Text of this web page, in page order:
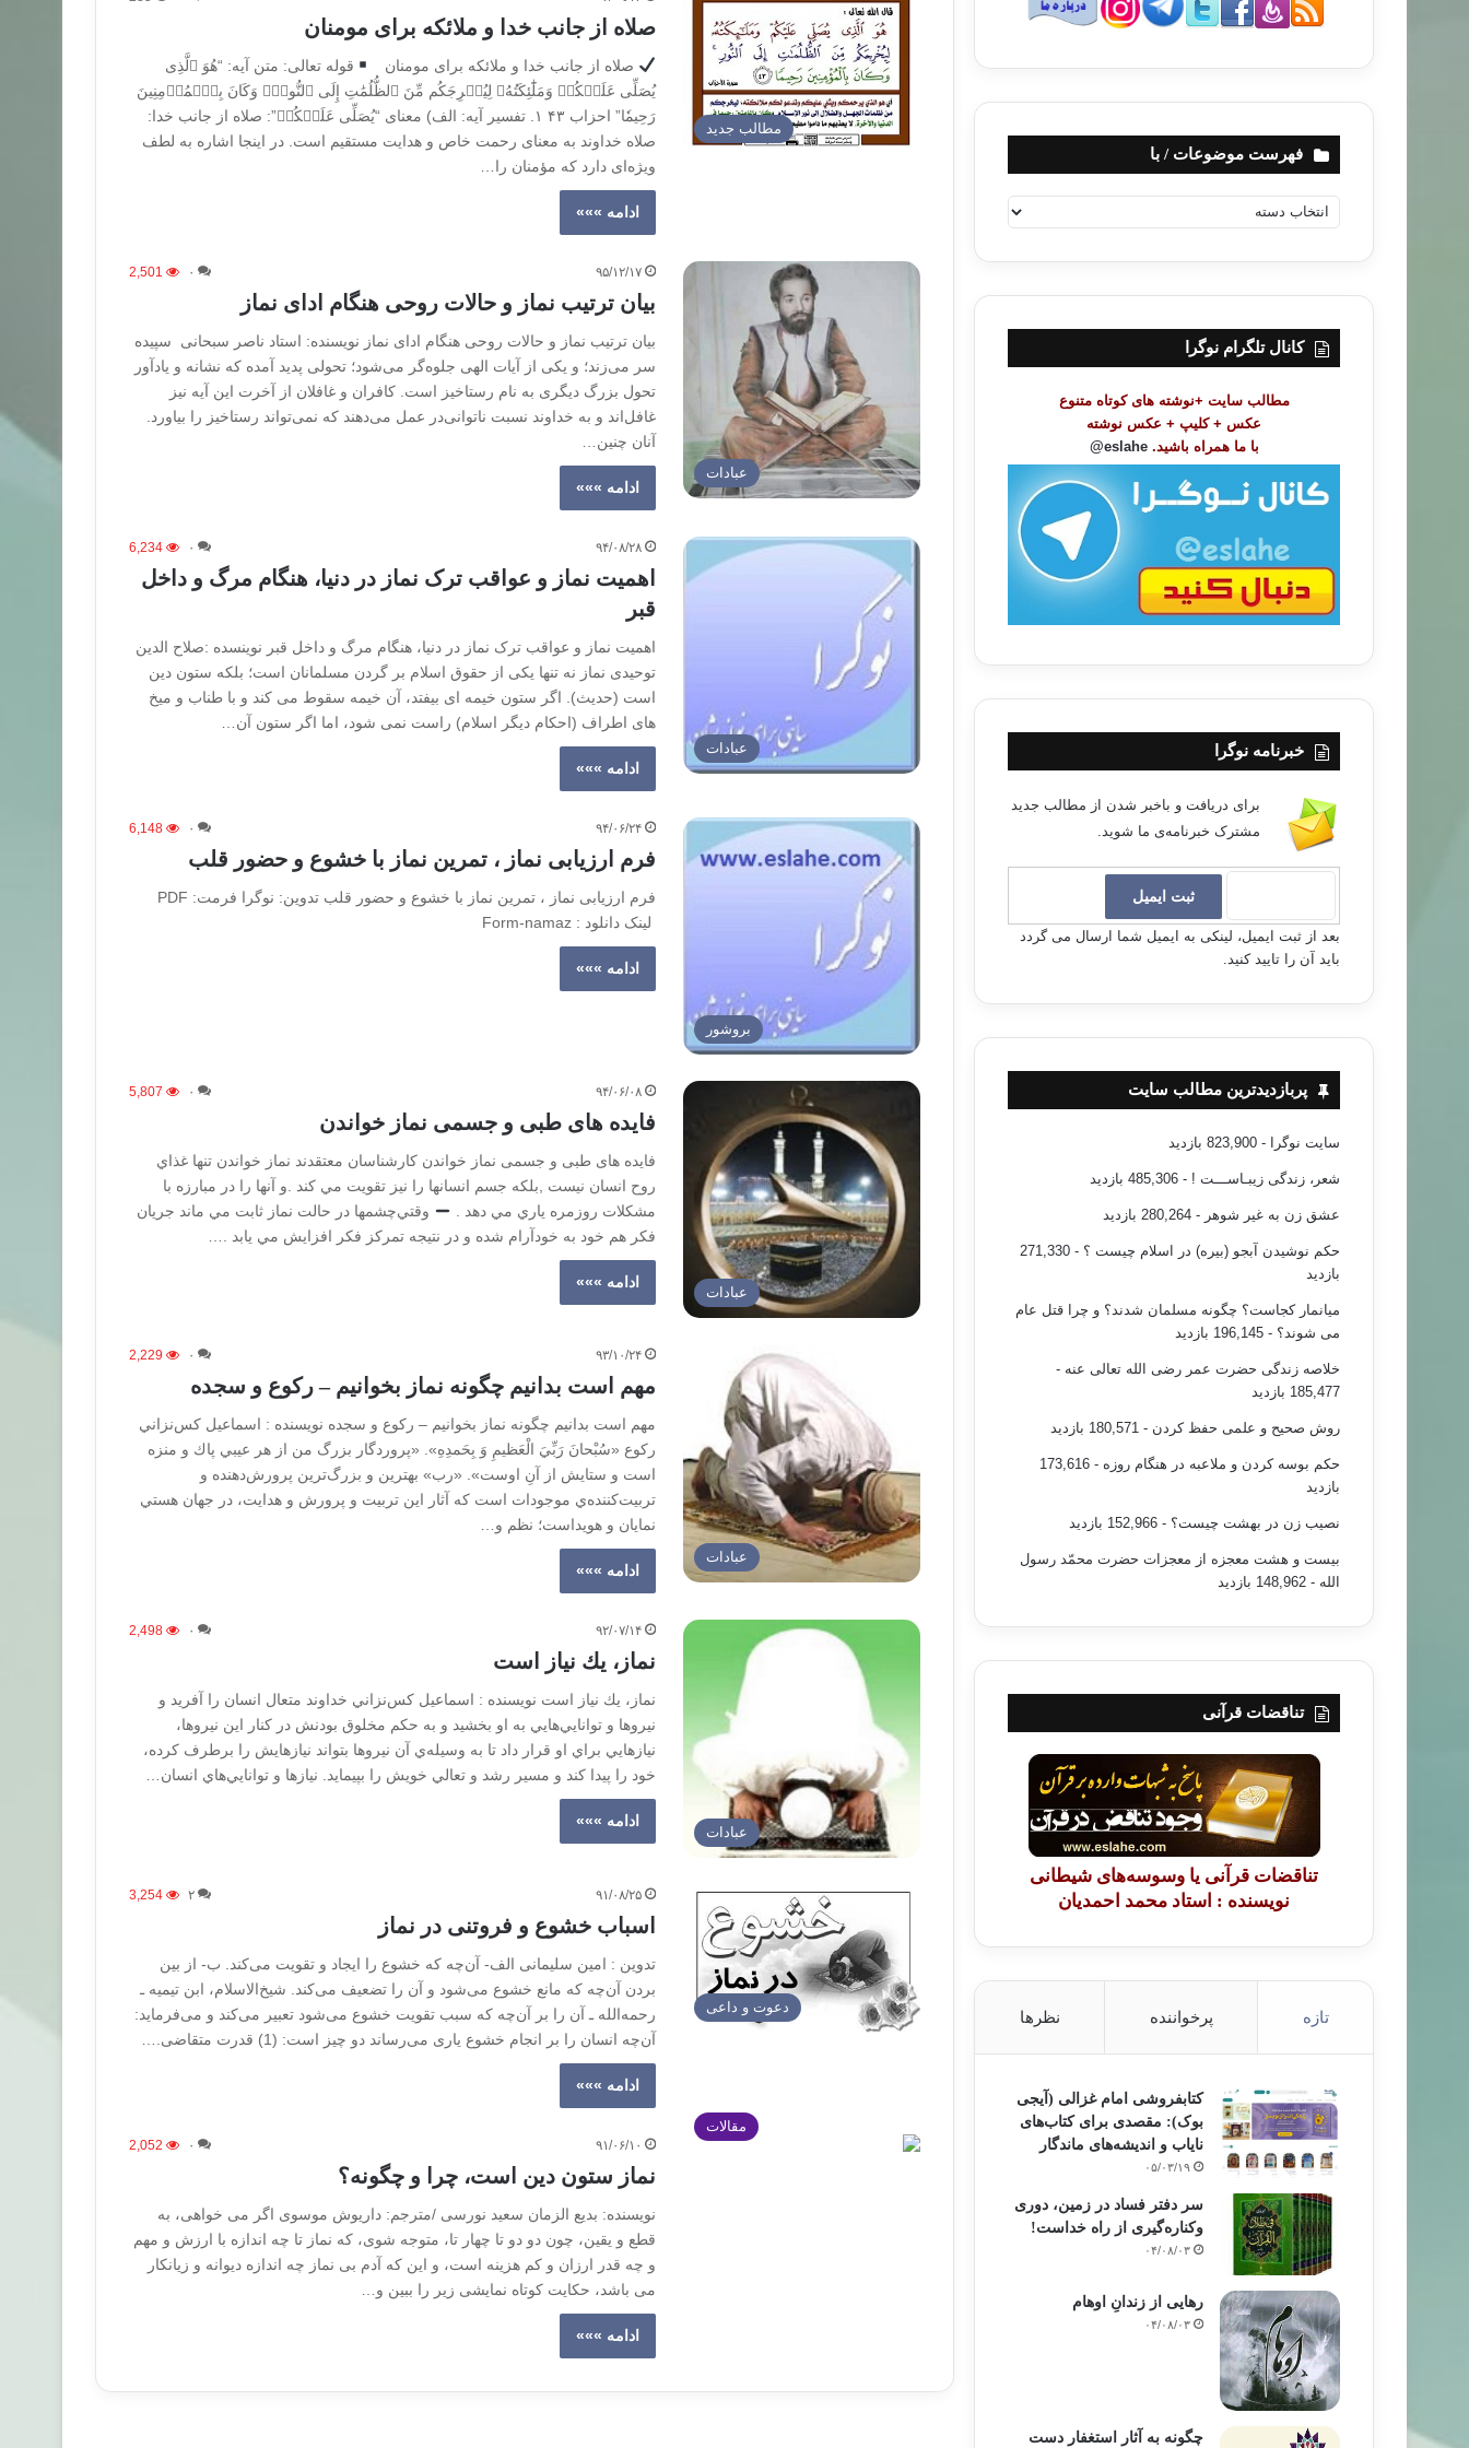
مطالب جدید
صلاه از جانب خدا و ملائکه برای مومنان
صلاه از جانب خدا و ملائکه برای مومنان
قوله تعالى: متن آیه: “هُوَ ٱلَّذِی
یُصَلِّی عَلَیۡکُمۡ وَمَلَٰٓئِکَتُهُۥ لِیُخۡرِجَکُم مِّنَ ٱلظُّلُمَٰتِ إِلَى ٱلنُّورِۚ وَکَانَ بِٱلۡمُؤۡمِنِینَ
رَحِیمٗا” احزاب ۴٣ ۱. تفسیر آیه: الف) معنای “یُصَلِّی عَلَیۡکُمۡ”: صلاه از جانب خدا:
صلاه خداوند به معنای رحمت خاص و هدایت مستقیم است. در اینجا اشاره به لطف
ویژه‌ای دارد که مؤمنان را…
ادامه »»»
عبادات
۹۵/۱۲/۱۷ ۰ 2,501
بیان ترتیب نماز و حالات روحی هنگام ادای نماز
بیان ترتیب نماز و حالات روحی هنگام ادای نماز نویسنده: استاد ناصر سبحانی سپیده
سر می‌زند؛ و یکی از آیات الهی جلوه‌گر می‌شود؛ تحولی پدید آمده که نشانه و یادآور
تحول بزرگ دیگری به نام رستاخیز است. کافران و غافلان از آخرت این آیه نیز
غافل‌اند و به خداوند نسبت ناتوانی‌در عمل می‌دهند که نمی‌تواند رستاخیز را بیاورد.
آنان چنین…
ادامه »»»
عبادات
۹۴/۰۸/۲۸ ۰ 6,234
اهمیت نماز و عواقب ترک نماز در دنیا، هنگام مرگ و داخل
قبر
اهمیت نماز و عواقب ترک نماز در دنیا، هنگام مرگ و داخل قبر نوینسده :صلاح الدین
توحیدی نماز نه تنها یکی از حقوق اسلام بر گردن مسلمانان است؛ بلکه ستون دین
است (حدیث). اگر ستون خیمه ای بیفتد، آن خیمه سقوط می کند و با طناب و میخ
های اطراف (احکام دیگر اسلام) راست نمی شود، اما اگر ستون آن…
ادامه »»»
بروشور
۹۴/۰۶/۲۴ ۰ 6,148
فرم ارزیابی نماز ، تمرین نماز با خشوع و حضور قلب
فرم ارزیابی نماز ، تمرین نماز با خشوع و حضور قلب تدوین: نوگرا فرمت: PDF
لینک دانلود : Form-namaz
ادامه »»»
عبادات
۹۴/۰۶/۰۸ ۰ 5,807
فایده های طبی و جسمی نماز خواندن
فایده های طبی و جسمی نماز خواندن ﮐﺎﺭﺷﻨﺎﺳﺎﻥ ﻣﻌﺘﻘﺪﻧﺪ ﻧﻤﺎﺯ ﺧﻮﺍﻧﺪﻥ ﺗﻨﻬﺎ ﻏﺬﺍﻱ
ﺭﻭﺡ ﺍﻧﺴﺎﻥ ﻧﻴﺴﺖ ,ﺑﻠﮑﻪ ﺟﺴﻢ ﺍﻧﺴﺎﻧﻬﺎ ﺭﺍ ﻧﻴﺰ ﺗﻘﻮﻳﺖ ﻣﻲ ﮐﻨﺪ .ﻭ ﺁﻧﻬﺎ ﺭﺍ ﺩﺭ ﻣﺒﺎﺭﺯﻩ ﺑﺎ
ﻣﺸﮑﻼﺕ ﺭﻭﺯﻣﺮﻩ ﻳﺎﺭﻱ ﻣﻲ ﺩﻫﺪ .
ﻭﻗﺘﻲﭼﺸﻤﻬﺎ ﺩﺭ ﺣﺎﻟﺖ ﻧﻤﺎﺯ ﺛﺎﺑﺖ ﻣﻲ ﻣﺎﻧﺪ ﺟﺮﻳﺎﻥ
ﻓﮑﺮ ﻫﻢ ﺧﻮﺩ ﺑﻪ ﺧﻮﺩﺁﺭﺍﻡ ﺷﺪﻩ ﻭ ﺩﺭ ﻧﺘﻴﺠﻪ ﺗﻤﺮﮐﺰ ﻓﮑﺮ ﺍﻓﺰﺍﻳﺶ ﻣﻲ ﻳﺎﺑﺪ .…
ادامه »»»
عبادات
۹۳/۱۰/۲۴ ۰ 2,229
مهم است بدانيم چگونه نماز بخوانيم – رکوع و سجده
مهم است بدانيم چگونه نماز بخوانيم – رکوع و سجده نویسنده : اسماعيل كس‌نزاني
ركوع «سُبْحانَ رَبِّيَ الْعَظيمِ وَ بِحَمدِهِ». «پروردگار بزرگ من از هر عيبي پاك و منزه
است و ستايش از آنِ اوست». «رب» بهترين و بزرگ‌ترين پرورش‌دهنده و
تربيت‌كننده‌ي موجودات است كه آثار اين تربيت و پرورش و هدايت، در جهان هستي
نمايان و هويداست؛ نظم و…
ادامه »»»
عبادات
۹۲/۰۷/۱۴ ۰ 2,498
نماز، يك نياز است
نماز، يك نياز است نویسنده : اسماعيل كس‌نزاني خداوند متعال انسان را آفريد و
نيروها و توانايي‌هايي به او بخشيد و به حكم مخلوق بودنش در كنار اين نيروها،
نيازهايي براي او قرار داد تا به وسيله‌ي آن نيروها بتواند نيازهايش را برطرف كرده،
خود را پيدا كند و مسير رشد و تعالي خويش را بپيمايد. نيازها و توانايي‌هاي انسان…
ادامه »»»
دعوت و داعی
۹۱/۰۸/۲۵ ۲ 3,254
اسباب خشوع و فروتنی در نماز
تدوین : امین سلیمانی الف- آن‌چه که خشوع را ایجاد و تقویت می‌کند. ب- از بین
بردن آن‌چه که مانع خشوع می‌شود و آن را تضعیف می‌کند. شیخ‌الاسلام، ابن تیمیه ـ
رحمه‌الله ـ آن را بر آن‌چه که سبب تقویت خشوع می‌شود تعبیر می‌کند و می‌فرماید:
آن‌چه انسان را بر انجام خشوع یاری می‌رساند دو چیز است: (1) قدرت متقاضی.…
ادامه »»»
مقالات
۹۱/۰۶/۱۰ ۰ 2,052
نماز ستون دین است، چرا و چگونه؟
نویسنده: بدیع الزمان سعید نورسی /مترجم: داریوش موسوی اگر می خواهی، به
قطع و یقین، چون دو دو تا چهار تا، متوجه شوی، که نماز تا چه اندازه با ارزش و مهم
و چه قدر ارزان و کم هزینه است، و این که آدم بی نماز چه اندازه دیوانه و زیانکار
می باشد، حکایت کوتاه نمایشی زیر را ببین و…
ادامه »»»
فهرست موضوعات / با
ه
ت
ض
کانال تلگرام نوگرا
مطالب سایت +نوشته های کوتاه متنوع
عکس + کلیپ + عکس نوشته
با ما همراه باشید. eslahe@
خبرنامه نوگرا
برای دریافت و باخبر شدن از مطالب جدید
مشترک خبرنامه‌ی ما شوید.
بعد از ثبت ایمیل، لینکی به ایمیل شما ارسال می گردد
باید آن را تایید کنید.
پربازدیدترین مطالب سایت
سایت نوگرا - 823,900 بازدید
شعر، زندگی زیبـاســـت ! - 485,306 بازدید
عشق زن به غیر شوهر - 280,264 بازدید
حکم نوشیدن آبجو (بیره) در اسلام چیست ؟
- 271,330
بازدید
میانمار کجاست؟ چگونه مسلمان شدند؟ و چرا قتل عام
می شوند؟ - 196,145 بازدید
خلاصه زندگی حضرت عمر رضی الله تعالی عنه -
185,477 بازدید
روش صحیح و علمی حفظ کردن - 180,571 بازدید
حکم بوسه کردن و ملاعبه در هنگام روزه
- 173,616
بازدید
نصیب زن در بهشت چیست؟ - 152,966 بازدید
بیست و هشت معجزه از معجزات حضرت محمّد رسول
الله - 148,962 بازدید
تناقضات قرآنی
تناقضات قرآنی یا وسوسه‌های شیطانی
نویسنده : استاد محمد احمدیان
تازه پرخواننده نظرها
کتابفروشی امام غزالی (آیجی
بوک): مقصدی برای کتاب‌های
نایاب و اندیشه‌های ماندگار
۰۵/۰۳/۱۹
سر دفتر فساد در زمین‌، دوری
وکناره‌گیری از راه خداست‌!
۰۴/۰۸/۰۳
رهایی از زندانِ اوهام
۰۴/۰۸/۰۳
چگونه به آثار استغفار دست